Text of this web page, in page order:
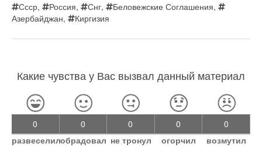
Ссср, Россия, Снг, Беловежские Соглашения,
Азербайджан, Киргизия
Какие чувства у Вас вызвал данный материал
0
развеселил
0
обрадовал
0
не тронул
0
огорчил
0
возмутил